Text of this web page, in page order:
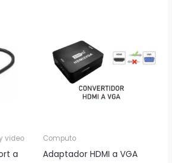
video
a
Computo
Adaptador HDMI a VGA